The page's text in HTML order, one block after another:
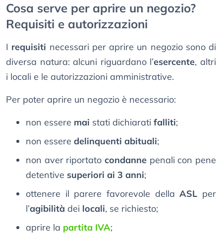
Cosa serve per aprire un negozio?
Requisiti e autorizzazioni
I requisiti necessari per aprire un negozio sono di
diversa natura: alcuni riguardano l’esercente, altri
i locali e le autorizzazioni amministrative.
Per poter aprire un negozio è necessario:
non essere mai stati dichiarati falliti;
non essere delinquenti abituali;
non aver riportato condanne penali con pene
detentive superiori ai 3 anni;
ottenere il parere favorevole dellaASL per
l’agibilità dei locali, se richiesto;
aprire la partita IVA;